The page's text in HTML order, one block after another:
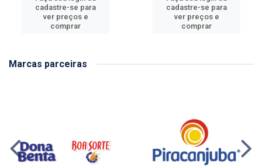
cadastre-se para
ver preços e
comprar
cadastre-se para
ver preços e
comprar
Marcas parceiras